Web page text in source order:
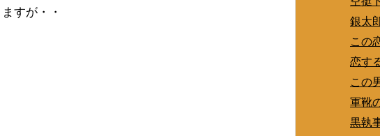
すが・・
銀太
この
恋す
この
軍靴
黒執